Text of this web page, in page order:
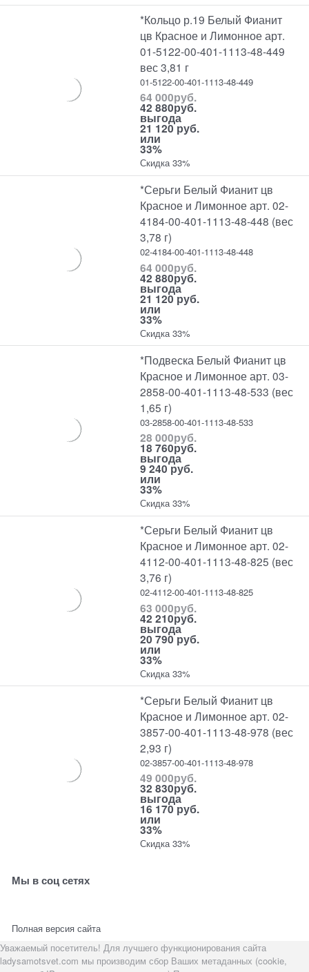
*Кольцо р.19 Белый Фианит
цв Красное и Лимонное арт.
01-5122-00-401-1113-48-449
вес 3,81 г
01-5122-00-401-1113-48-449
64 000руб.
42 880руб.
выгода
21 120 руб.
или
33%
Скидка 33%
*Серьги Белый Фианит цв
Красное и Лимонное арт. 02-
4184-00-401-1113-48-448 (вес
3,78 г)
02-4184-00-401-1113-48-448
64 000руб.
42 880руб.
выгода
21 120 руб.
или
33%
Скидка 33%
*Подвеска Белый Фианит цв
Красное и Лимонное арт. 03-
2858-00-401-1113-48-533 (вес
1,65 г)
03-2858-00-401-1113-48-533
28 000руб.
18 760руб.
выгода
9 240 руб.
или
33%
Скидка 33%
*Серьги Белый Фианит цв
Красное и Лимонное арт. 02-
4112-00-401-1113-48-825 (вес
3,76 г)
02-4112-00-401-1113-48-825
63 000руб.
42 210руб.
выгода
20 790 руб.
или
33%
Скидка 33%
*Серьги Белый Фианит цв
Красное и Лимонное арт. 02-
3857-00-401-1113-48-978 (вес
2,93 г)
02-3857-00-401-1113-48-978
49 000руб.
32 830руб.
выгода
16 170 руб.
или
33%
Скидка 33%
Мы в соц сетях
Полная версия сайта
Уважаемый посетитель! Для лучшего функционирования сайта
ladysamotsvet.com мы производим сбор Ваших метаданных (cookie,